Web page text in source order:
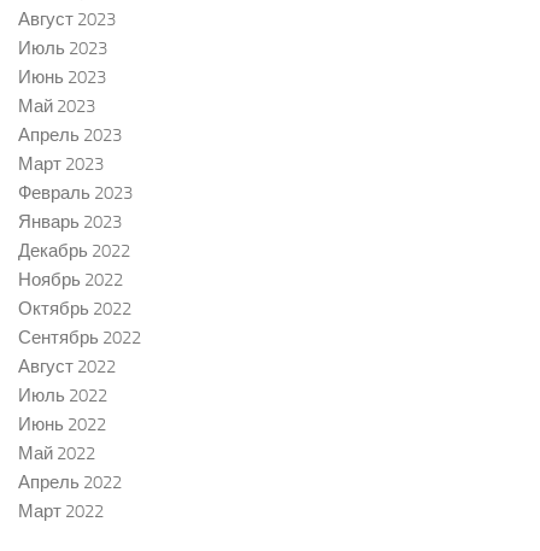
Август 2023
Июль 2023
Июнь 2023
Май 2023
Апрель 2023
Март 2023
Февраль 2023
Январь 2023
Декабрь 2022
Ноябрь 2022
Октябрь 2022
Сентябрь 2022
Август 2022
Июль 2022
Июнь 2022
Май 2022
Апрель 2022
Март 2022